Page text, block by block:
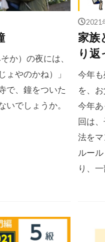
か）の夜には、
ょやのかね）」
で、鐘をついた
いでしょうか。
2021
家族
り返
今年
を、
今年
回は
法を
ルー
り、